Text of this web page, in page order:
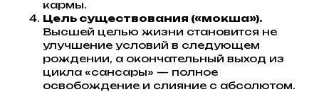
кармы.
Цель существования («мокша»).
Высшей целью жизни становится не
улучшение условий в следующем
рождении, а окончательный выход из
цикла «сансары» — полное
освобождение и слияние с абсолютом.